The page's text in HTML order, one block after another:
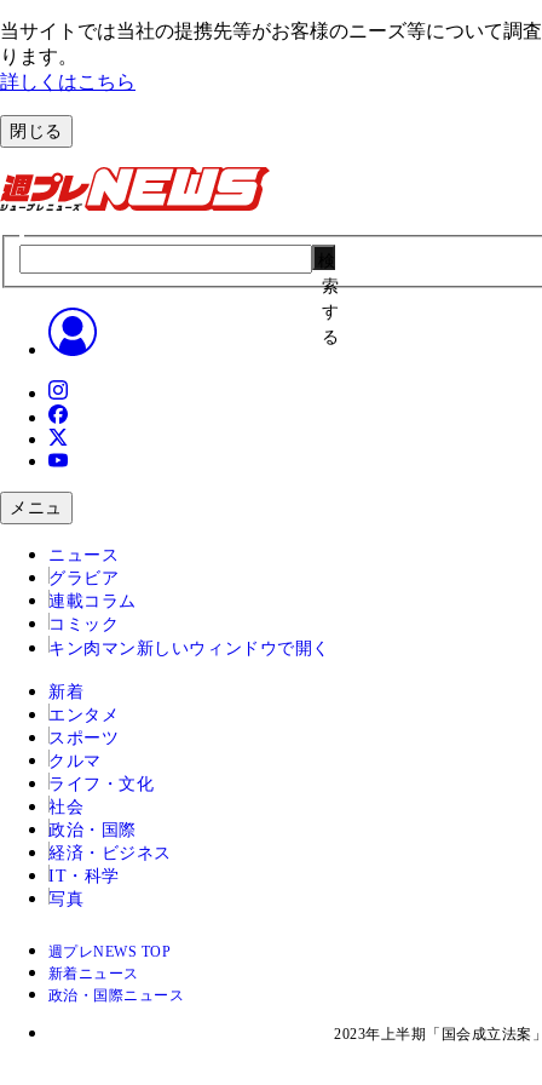
当サイトでは当社の提携先等がお客様のニーズ等について調
ります。
詳しくはこちら
閉じる
索
す
る
メニュ
ニュース
グラビア
連載コラム
コミック
キン肉マン 新しいウィンドウで開く
新着
エンタメ
スポーツ
クルマ
ライフ・文化
社会
政治・国際
経済・ビジネス
IT・科学
写真
週プレNEWS TOP
新着ニュース
政治・国際ニュース
2023年上半期「国会成立法